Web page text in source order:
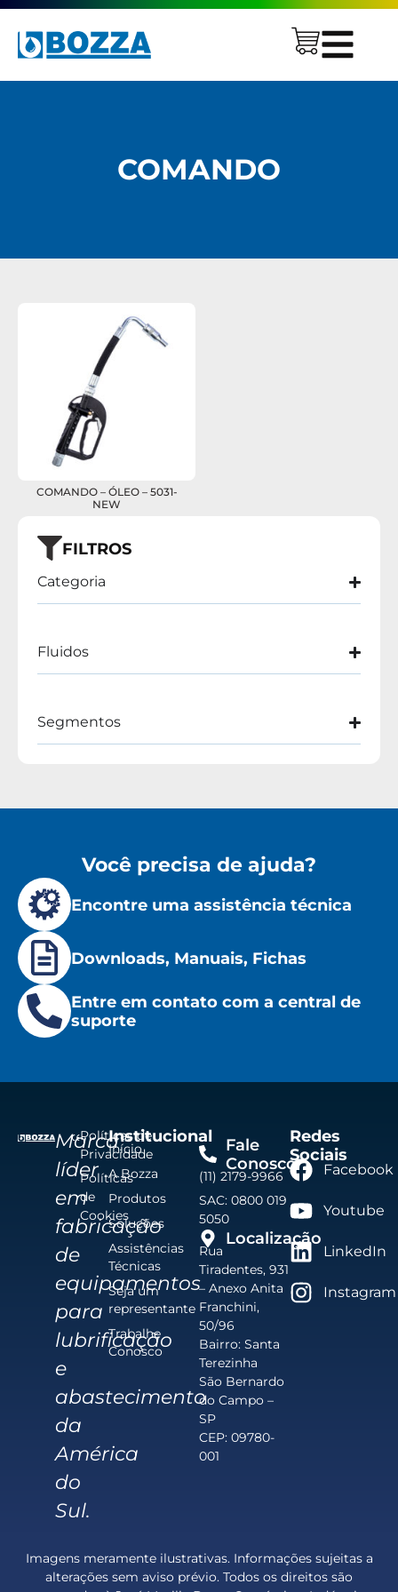
COMANDO
FILTROS
Categoria
Fluidos
Segmentos
COMANDO – ÓLEO – 5031-
NEW
Você precisa de ajuda?
Encontre uma assistência técnica
Downloads, Manuais, Fichas
Entre em contato com a central de
suporte
Marca
líder
em
fabricação
de
equipamentos
para
lubrificação
e
abastecimento
da
América
do
Sul.
Políticas de
Privacidade
Políticas
de
Cookies
Institucional
Início
A Bozza
Produtos
Soluções
Assistências
Técnicas
Seja um
representante
Trabalhe
Conosco
Localização
Rua
Tiradentes, 931
– Anexo Anita
Franchini,
50/96
Bairro: Santa
Terezinha
São Bernardo
do Campo –
SP
CEP: 09780-
001
Fale
Conosco
(11) 2179-9966
SAC: 0800 019
5050
Redes
Sociais
Facebook
Youtube
LinkedIn
Instagram
Imagens meramente ilustrativas. Informações sujeitas a
alterações sem aviso prévio. Todos os direitos são